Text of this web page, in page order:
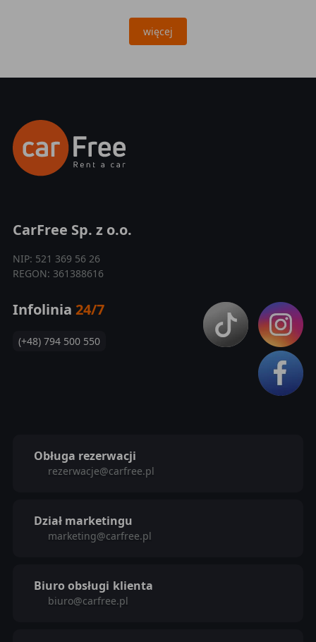
więcej
CarFree Sp. z o.o.
NIP: 521 369 56 26
REGON: 361388616
Infolinia 24/7
(+48) 794 500 550
Obługa rezerwacji
rezerwacje@carfree.pl
Dział marketingu
marketing@carfree.pl
Biuro obsługi klienta
biuro@carfree.pl